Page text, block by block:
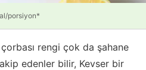
porsiyon*
rengi çok da şahane
edenler bilir, Kevser bir